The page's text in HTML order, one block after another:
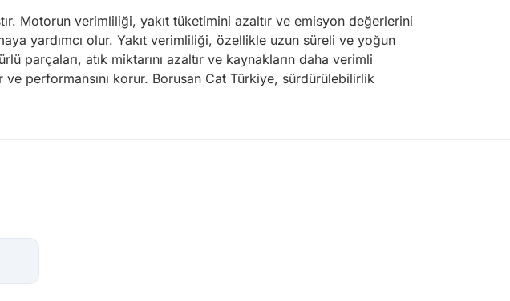
Motorun verimliliği, yakıt tüketimini azaltır ve emisyon değerlerini
yardımcı olur. Yakıt verimliliği, özellikle uzun süreli ve yoğun
parçaları, atık miktarını azaltır ve kaynakların daha verimli
ve performansını korur. Borusan Cat Türkiye, sürdürülebilirlik